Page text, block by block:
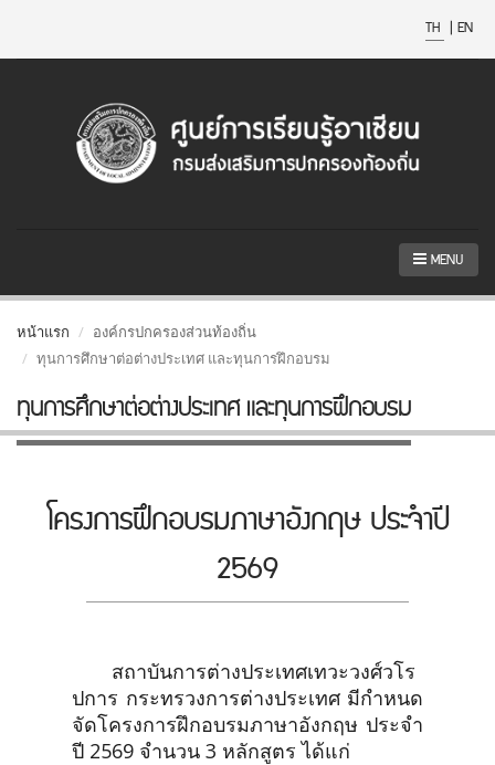
TH | EN
MENU
หน้าแรก
องค์กรปกครองส่วนท้องถิ่น
ทุนการศึกษาต่อต่างประเทศ และทุนการฝึกอบรม
ทุนการศึกษาต่อต่างประเทศ และทุนการฝึกอบรม
โครงการฝึกอบรมภาษาอังกฤษ ประจำปี
2569
สถาบันการต่างประเทศเทวะวงศ์วโร
ปการ กระทรวงการต่างประเทศ มีกำหนด
จัดโครงการฝึกอบรมภาษาอังกฤษ ประจำ
ปี 2569 จำนวน 3 หลักสูตร ได้แก่